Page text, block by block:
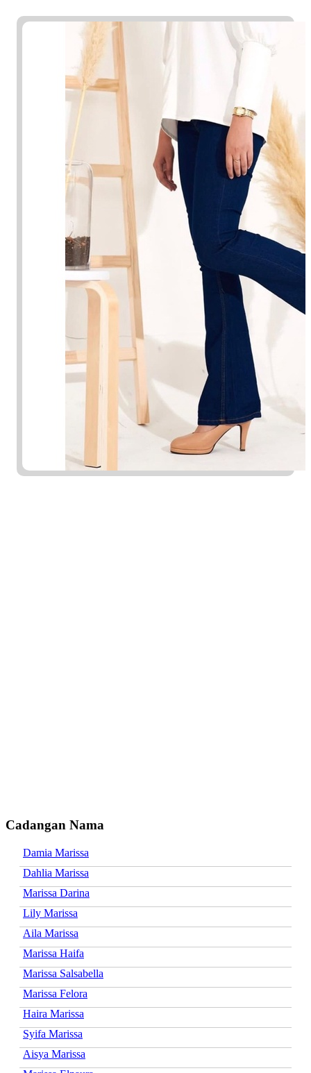
Cadangan Nama
Damia Marissa
Dahlia Marissa
Marissa Darina
Lily Marissa
Aila Marissa
Marissa Haifa
Marissa Salsabella
Marissa Felora
Haira Marissa
Syifa Marissa
Aisya Marissa